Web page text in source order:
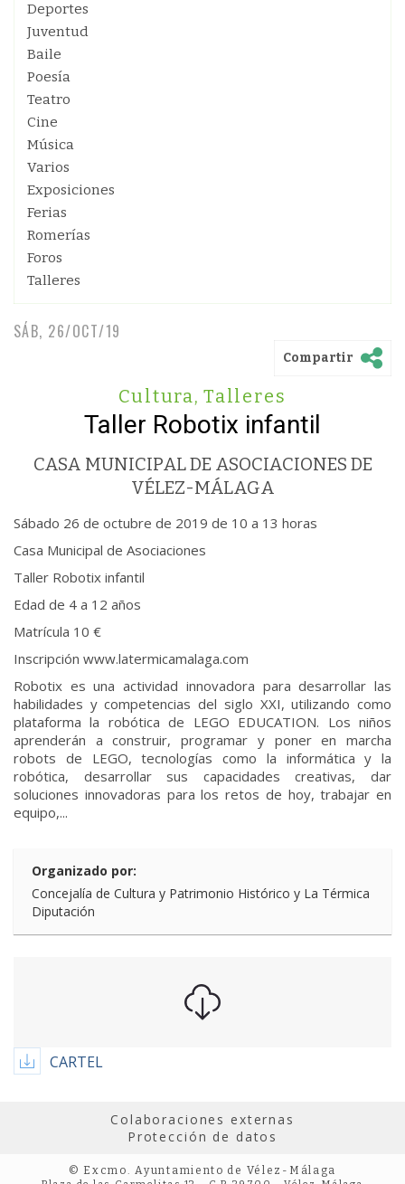
Deportes
Juventud
Baile
Poesía
Teatro
Cine
Música
Varios
Exposiciones
Ferias
Romerías
Foros
Talleres
SÁB, 26/OCT/19
Compartir
Cultura, Talleres
Taller Robotix infantil
CASA MUNICIPAL DE ASOCIACIONES DE
VÉLEZ-MÁLAGA
Sábado 26 de octubre de 2019 de 10 a 13 horas
Casa Municipal de Asociaciones
Taller Robotix infantil
Edad de 4 a 12 años
Matrícula 10 €
Inscripción www.latermicamalaga.com
Robotix es una actividad innovadora para desarrollar las
habilidades y competencias del siglo XXI, utilizando como
plataforma la robótica de LEGO EDUCATION. Los niños
aprenderán a construir, programar y poner en marcha
robots de LEGO, tecnologías como la informática y la
robótica, desarrollar sus capacidades creativas, dar
soluciones innovadoras para los retos de hoy, trabajar en
equipo,...
Organizado por:
Concejalía de Cultura y Patrimonio Histórico y La Térmica
Diputación
CARTEL
Colaboraciones externas
Protección de datos
© Excmo. Ayuntamiento de Vélez-Málaga